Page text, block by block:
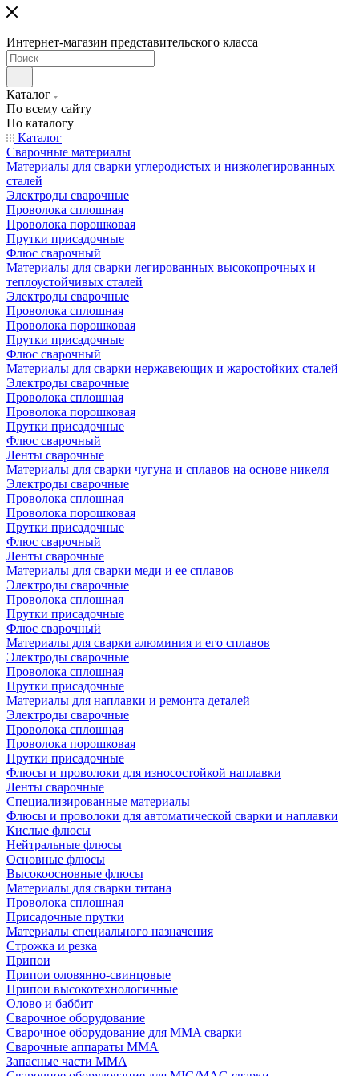
Интернет-магазин представительского класса
Каталог
По всему сайту
По каталогу
Каталог
Сварочные материалы
Материалы для сварки углеродистых и низколегированных
сталей
Электроды сварочные
Проволока сплошная
Проволока порошковая
Прутки присадочные
Флюс сварочный
Материалы для сварки легированных высокопрочных и
теплоустойчивых сталей
Электроды сварочные
Проволока сплошная
Проволока порошковая
Прутки присадочные
Флюс сварочный
Материалы для сварки нержавеющих и жаростойких сталей
Электроды сварочные
Проволока сплошная
Проволока порошковая
Прутки присадочные
Флюс сварочный
Ленты сварочные
Материалы для сварки чугуна и сплавов на основе никеля
Электроды сварочные
Проволока сплошная
Проволока порошковая
Прутки присадочные
Флюс сварочный
Ленты сварочные
Материалы для сварки меди и ее сплавов
Электроды сварочные
Проволока сплошная
Прутки присадочные
Флюс сварочный
Материалы для сварки алюминия и его сплавов
Электроды сварочные
Проволока сплошная
Прутки присадочные
Материалы для наплавки и ремонта деталей
Электроды сварочные
Проволока сплошная
Проволока порошковая
Прутки присадочные
Флюсы и проволоки для износостойкой наплавки
Ленты сварочные
Специализированные материалы
Флюсы и проволоки для автоматической сварки и наплавки
Кислые флюсы
Нейтральные флюсы
Основные флюсы
Высокоосновные флюсы
Материалы для сварки титана
Проволока сплошная
Присадочные прутки
Материалы специального назначения
Строжка и резка
Припои
Припои оловянно-свинцовые
Припои высокотехнологичные
Олово и баббит
Сварочное оборудование
Сварочное оборудование для MMA сварки
Сварочные аппараты MMA
Запасные части MMA